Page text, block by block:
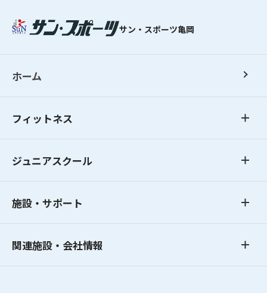
サン・スポーツ亀岡
ホーム
フィットネス
ジュニアスクール
施設・サポート
関連施設・会社情報